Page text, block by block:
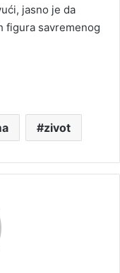
jasno je da
figura savremenog
zivot